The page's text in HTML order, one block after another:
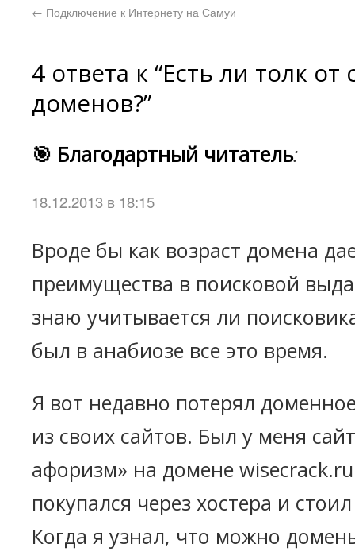
← Подключение к Интернету на Самуи
4 ответа к “Есть ли толк
доменов?”
🎯 Благодартный читатель:
18.12.2013 в 18:15
Вроде бы как возраст домена
преимущества в поисковой
знаю учитывается ли
был в анабиозе все это время.
Я вот недавно потерял
из своих сайтов. Был у меня
афоризм» на домене
покупался через хостера и
Когда я узнал, что можно